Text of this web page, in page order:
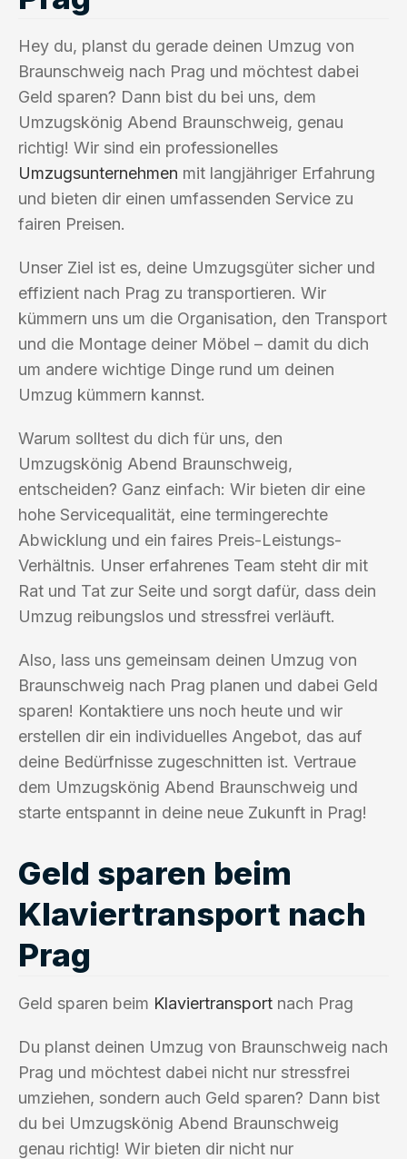
Hey du, planst du gerade deinen Umzug von
Braunschweig nach Prag und möchtest dabei
Geld sparen? Dann bist du bei uns, dem
Umzugskönig Abend Braunschweig, genau
richtig! Wir sind ein professionelles
Umzugsunternehmen mit langjähriger Erfahrung
und bieten dir einen umfassenden Service zu
fairen Preisen.
Unser Ziel ist es, deine Umzugsgüter sicher und
effizient nach Prag zu transportieren. Wir
kümmern uns um die Organisation, den Transport
und die Montage deiner Möbel – damit du dich
um andere wichtige Dinge rund um deinen
Umzug kümmern kannst.
Warum solltest du dich für uns, den
Umzugskönig Abend Braunschweig,
entscheiden? Ganz einfach: Wir bieten dir eine
hohe Servicequalität, eine termingerechte
Abwicklung und ein faires Preis-Leistungs-
Verhältnis. Unser erfahrenes Team steht dir mit
Rat und Tat zur Seite und sorgt dafür, dass dein
Umzug reibungslos und stressfrei verläuft.
Also, lass uns gemeinsam deinen Umzug von
Braunschweig nach Prag planen und dabei Geld
sparen! Kontaktiere uns noch heute und wir
erstellen dir ein individuelles Angebot, das auf
deine Bedürfnisse zugeschnitten ist. Vertraue
dem Umzugskönig Abend Braunschweig und
starte entspannt in deine neue Zukunft in Prag!
Geld sparen beim
Klaviertransport nach
Prag
Geld sparen beim Klaviertransport nach Prag
Du planst deinen Umzug von Braunschweig nach
Prag und möchtest dabei nicht nur stressfrei
umziehen, sondern auch Geld sparen? Dann bist
du bei Umzugskönig Abend Braunschweig
genau richtig! Wir bieten dir nicht nur